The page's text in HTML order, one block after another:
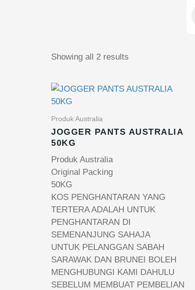
Showing all 2 results
Produk Australia
JOGGER PANTS AUSTRALIA
50KG
Produk Australia
Original Packing
50KG
KOS PENGHANTARAN YANG
TERTERA ADALAH UNTUK
PENGHANTARAN DI
SEMENANJUNG SAHAJA
UNTUK PELANGGAN SABAH
SARAWAK DAN BRUNEI BOLEH
MENGHUBUNGI KAMI DAHULU
SEBELUM MEMBUAT PEMBELIAN